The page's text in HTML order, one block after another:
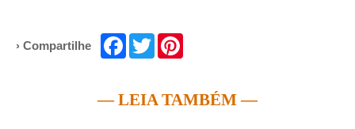
› Compartilhe Facebook
Twitter
— LEIA TAMBÉM —